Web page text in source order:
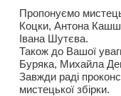
Пропонуємо
Коцки, Антона
Івана Шутєва.
Також до Вашої
Буряка, Михайла
Завжди раді
мистецької збірки.